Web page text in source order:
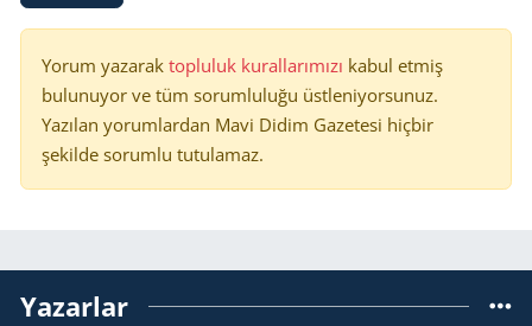
Yorum yazarak topluluk kurallarımızı kabul etmiş
bulunuyor ve tüm sorumluluğu üstleniyorsunuz.
Yazılan yorumlardan Mavi Didim Gazetesi hiçbir
şekilde sorumlu tutulamaz.
Yazarlar